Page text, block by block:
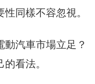
同樣不容忽視。
汽車市場立足？
看法。